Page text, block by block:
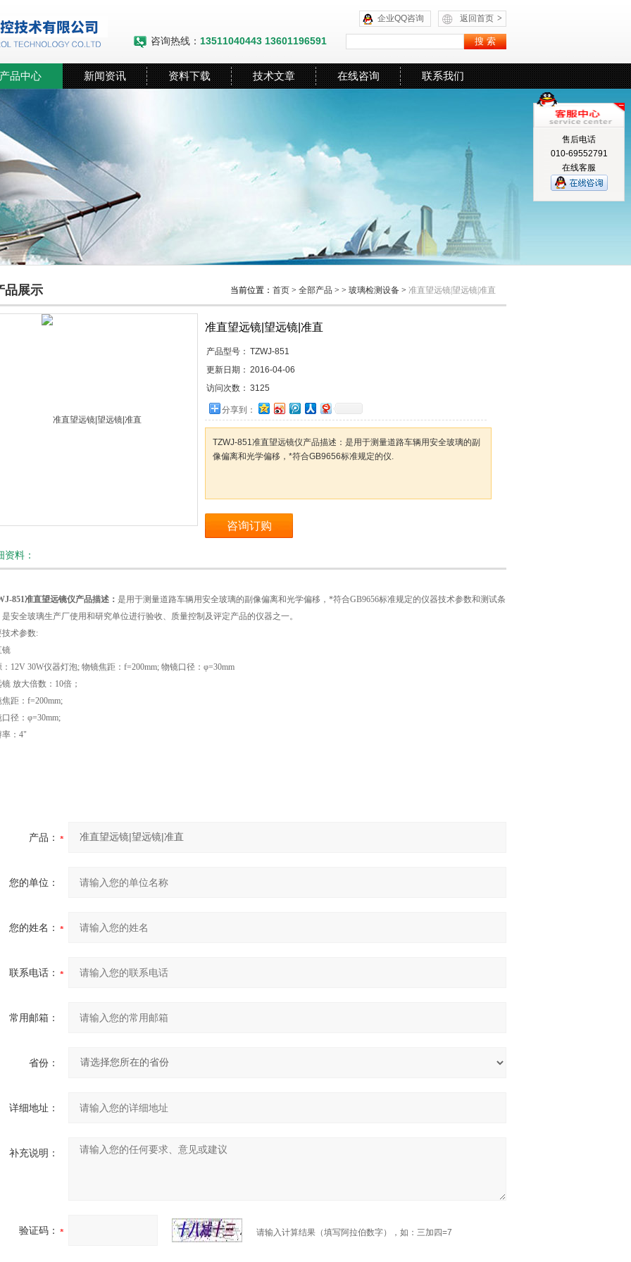
返回首页 >
企业QQ咨询
咨询热线： 13511040443 13601196591
产品中心 新闻资讯 资料下载 技术文章 在线咨询 联系我们
品展示 当前位置： 首页 > 全部产品 > > 玻璃检测设备 > 准直望远镜|望远镜|准直
准直望远镜|望远镜|准直
产品型号： TZWJ-851
更新日期： 2016-04-06
访问次数： 3125
分享到：
TZWJ-851准直望远镜仪产品描述：是用于测量道路车辆用安全玻璃的副
像偏离和光学偏移，*符合GB9656标准规定的仪.
咨询订购
资料：
851准直望远镜仪产品描述： 是用于测量道路车辆用安全玻璃的副像偏离和光学偏移，*符合GB9656标准规定的仪器技术参数和测试条
是安全玻璃生产厂使用和研究单位进行验收、质量控制及评定产品的仪器之一。
技术参数:
镜
12V 30W仪器灯泡; 物镜焦距：f=200mm; 物镜口径：φ=30mm
放大倍数：10倍；
焦距：f=200mm;
口径：φ=30mm;
率：4"
产品：
您的单位：
您的姓名：
联系电话：
常用邮箱：
省份：
详细地址：
补充说明：
验证码： 请输入计算结果（填写阿拉伯数字），如：三加四=7
售后电话
010-69552791
在线客服